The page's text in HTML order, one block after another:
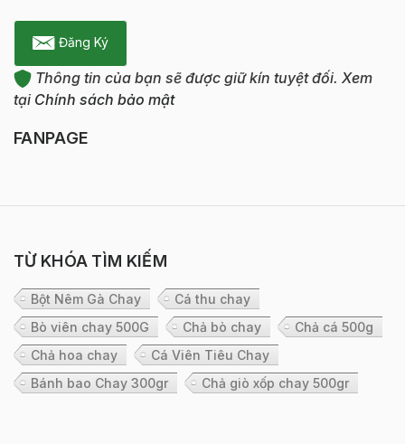
Đăng Ký
Thông tin của bạn sẽ được giữ kín tuyệt đối. Xem
tại Chính sách bảo mật
FANPAGE
TỪ KHÓA TÌM KIẾM
Bột Nêm Gà Chay
Cá thu chay
Bò viên chay 500G
Chả bò chay
Chả cá 500g
Chả hoa chay
Cá Viên Tiêu Chay
Bánh bao Chay 300gr
Chả giò xốp chay 500gr